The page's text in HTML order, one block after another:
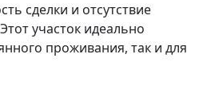
сделки и отсутствие
участок идеально
проживания, так и для